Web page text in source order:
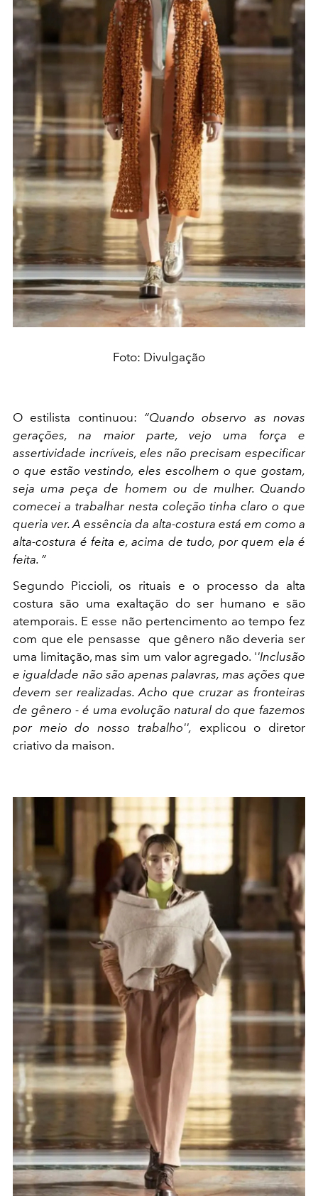
Foto: Divulgação
O estilista continuou: “Quando observo as novas
gerações, na maior parte, vejo uma força e
assertividade incríveis, eles não precisam especificar
o que estão vestindo, eles escolhem o que gostam,
seja uma peça de homem ou de mulher. Quando
comecei a trabalhar nesta coleção tinha claro o que
queria ver. A essência da alta-costura está em como a
alta-costura é feita e, acima de tudo, por quem ela é
feita. ”
Segundo Piccioli, os rituais e o processo da alta
costura são uma exaltação do ser humano e são
atemporais. E esse não pertencimento ao tempo fez
com que ele pensasse que gênero não deveria ser
uma limitação, mas sim um valor agregado. ''Inclusão
e igualdade não são apenas palavras, mas ações que
devem ser realizadas. Acho que cruzar as fronteiras
de gênero - é uma evolução natural do que fazemos
por meio do nosso trabalho'', explicou o diretor
criativo da maison.